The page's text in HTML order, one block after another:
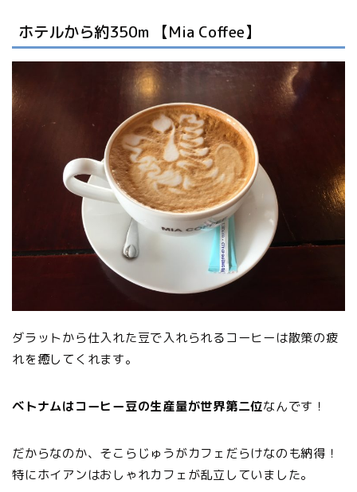
ホテルから約350m 【Mia Coffee】
ダラットから仕入れた豆で入れられるコーヒーは散策の疲
れを癒してくれます。
ベトナムはコーヒー豆の生産量が世界第二位なんです！
だからなのか、そこらじゅうがカフェだらけなのも納得！
特にホイアンはおしゃれカフェが乱立していました。